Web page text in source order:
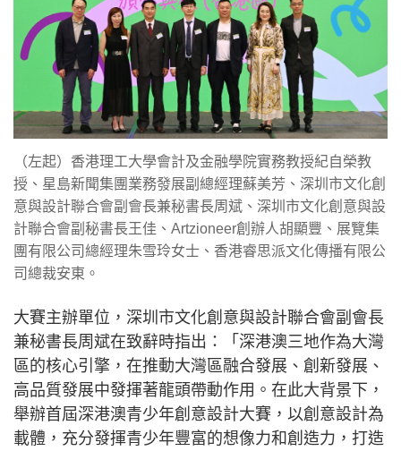
（左起）香港理工大學會計及金融學院實務教授紀自榮教
授、星島新聞集團業務發展副總經理蘇美芳、深圳市文化創
意與設計聯合會副會長兼秘書長周斌、深圳市文化創意與設
計聯合會副秘書長王佳、Artzioneer創辦人胡顯豐、展覽集
團有限公司總經理朱雪玲女士、香港睿思派文化傳播有限公
司總裁安東。
大賽主辦單位，深圳市文化創意與設計聯合會副會長
兼秘書長周斌在致辭時指出：「深港澳三地作為大灣
區的核心引擎，在推動大灣區融合發展、創新發展、
高品質發展中發揮著龍頭帶動作用。在此大背景下，
舉辦首屆深港澳青少年創意設計大賽，以創意設計為
載體，充分發揮青少年豐富的想像力和創造力，打造